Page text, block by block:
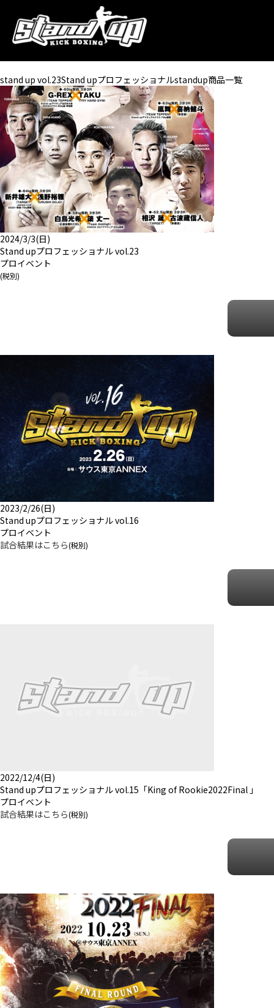
HOME
stand up vol.23Stand upプロフェッショナルstandup商品一覧
2024/3/3(日)
Stand upプロフェッショナル vol.23
プロイベント
(税別)
2023/2/26(日)
Stand upプロフェッショナル vol.16
プロイベント
試合結果はこちら(税別)
2022/12/4(日)
Stand upプロフェッショナル vol.15「King of Rookie2022Final 」
プロイベント
試合結果はこちら(税別)